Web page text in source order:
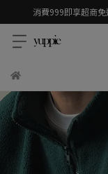
消費999即享超商